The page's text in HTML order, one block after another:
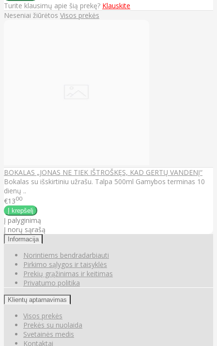
Turite klausimų apie šią prekę? Klauskite
Neseniai žiūrėtos Visos prekės
BOKALAS „JONAS NE TIEK IŠTROŠKĘS, KAD GERTŲ VANDENĮ“
Bokalas su išskirtiniu užrašu. Talpa 500ml Gamybos terminas 10
dienų ..
€1300
Į palyginimą
Į norų sąrašą
Informacija
Norintiems bendradarbiauti
Pirkimo sąlygos ir taisyklės
Prekių grąžinimas ir keitimas
Privatumo politika
Klientų aptarnavimas
Visos prekės
Prekės su nuolaida
Svetainės medis
Kontaktai